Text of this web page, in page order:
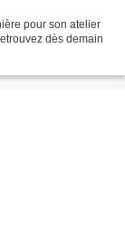
pour son atelier
dès demain